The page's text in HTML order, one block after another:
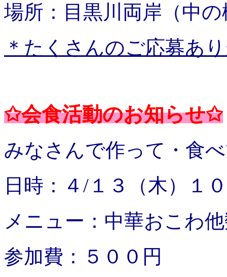
場所：目黒川両岸（中
＊たくさんのご応募あ
✩会食活動のお知らせ✩
みなさんで作って・食
日時：４/１３（木）１
メニュー：中華おこわ
参加費：５００円